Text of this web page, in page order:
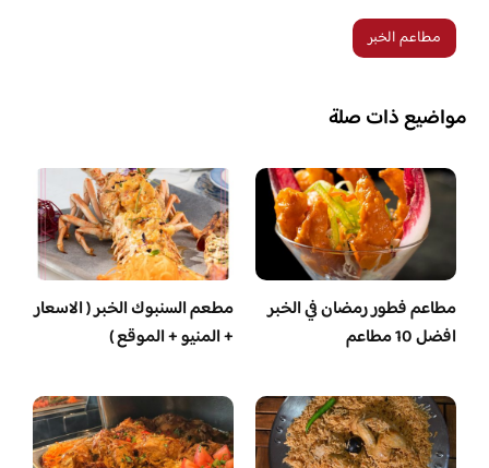
مطاعم الخبر
مواضيع ذات صلة
مطاعم فطور رمضان في الخبر
افضل 10 مطاعم
مطعم السنبوك الخبر ( الاسعار
+ المنيو + الموقع )